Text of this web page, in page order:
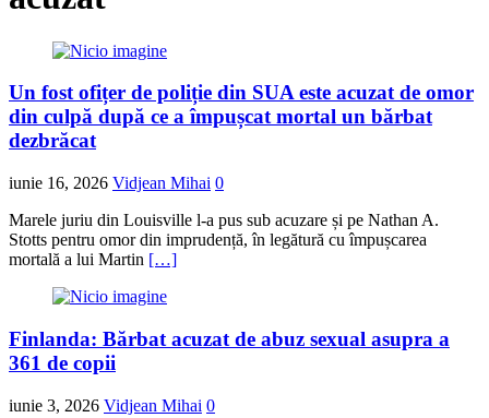
Un fost ofițer de poliție din SUA este acuzat de omor
din culpă după ce a împușcat mortal un bărbat
dezbrăcat
iunie 16, 2026 Vidjean Mihai 0
Marele juriu din Louisville l-a pus sub acuzare și pe Nathan A.
Stotts pentru omor din imprudență, în legătură cu împușcarea
mortală a lui Martin […]
Finlanda: Bărbat acuzat de abuz sexual asupra a
361 de copii
iunie 3, 2026 Vidjean Mihai 0